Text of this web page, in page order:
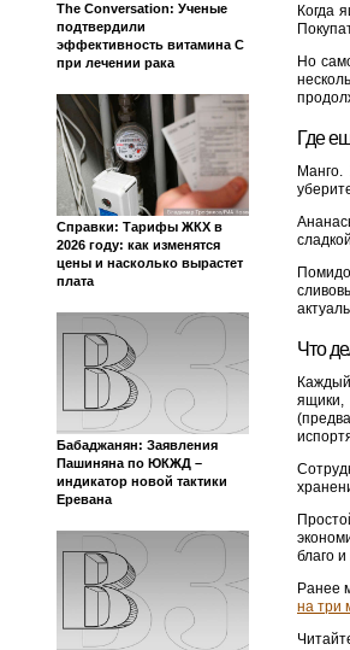
The Conversation: Ученые
подтвердили
эффективность витамина C
при лечении рака
Справки: Тарифы ЖКХ в
2026 году: как изменятся
цены и насколько вырастет
плата
Бабаджанян: Заявления
Пашиняна по ЮКЖД –
индикатор новой тактики
Еревана
Когда
Но
Где
Что
ящики,
благо
Ранее
на три